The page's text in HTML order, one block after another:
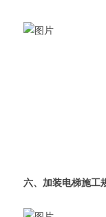
六、加装电梯施